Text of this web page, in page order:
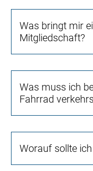
Was bringt mir
Mitgliedschaft?
Was muss ich
Fahrrad
Worauf sollte